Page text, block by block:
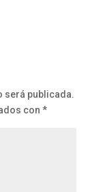
será publicada.
con *